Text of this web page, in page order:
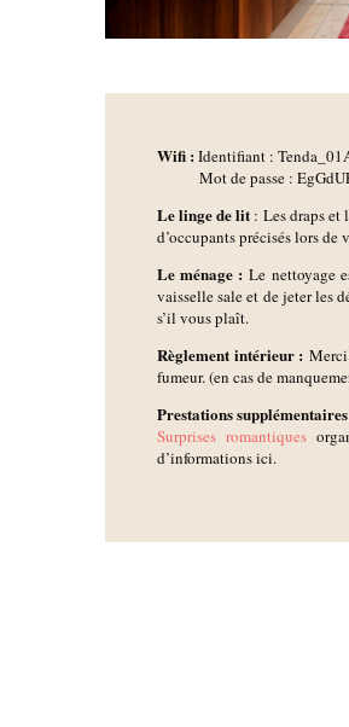
Wifi : Identifiant :
Mot de passe :
Le linge de lit : Les draps et
d’occupants précisés lors de
Le ménage : Le nettoyage
vaisselle sale et de jeter les
s’il vous plaît.
Règlement intérieur :
fumeur. (en cas de
Prestations
Surprises romantiques
d’informations ici.